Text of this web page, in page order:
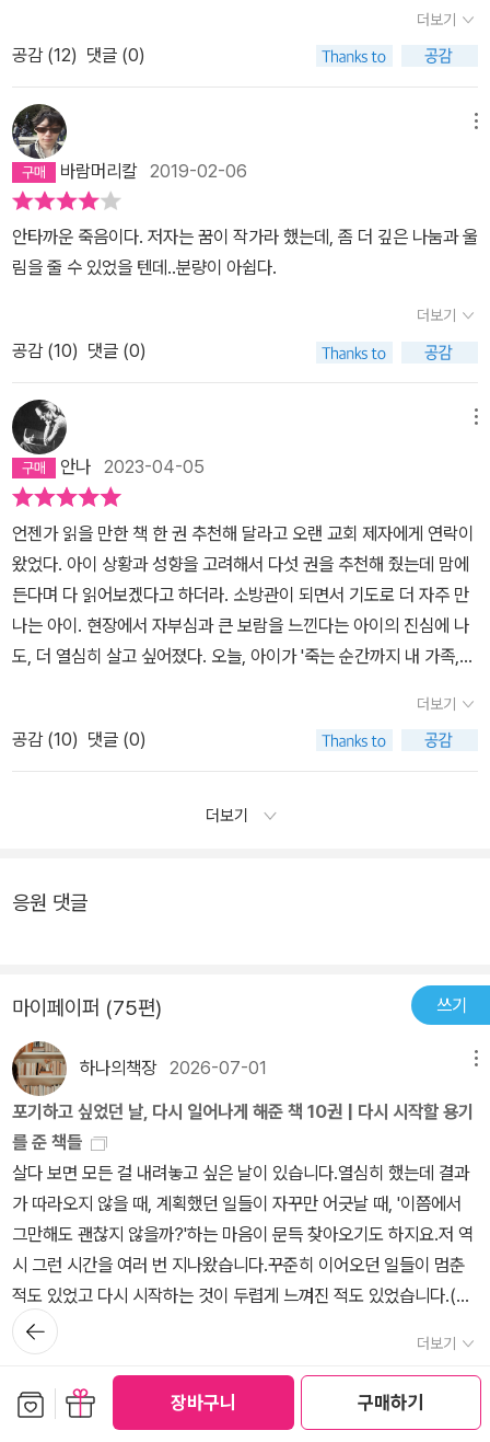
장바구니 구매하기
런 배려가 없었어.그가 아무리 뛰어난 의술을 가지고 있다고 해도 레
지던트 수료를 하기 위해서는 해야 할 일들이 있었던 거야. 그냥 수술
만 하면 되는 것이 아니고, 응급실에서도 일하는 등 다른일들도 많았
어. 폴도 자신이 암을 앓고 있다고 해서 혜택을 받으면 안된다고 생각
했어. 그래서 폴은 다른 레지던트와 마찬가지로 똑같이 일했어. 예전
보다조금 더 피곤함을 느꼈지만, 그것은 자신이 원하는 일이었어. 그
리고레지던트 수료를 위한 모든 자격을 갖추게 되었단다. 그리고 여
러 대학에서 스카우트 제의도 들어왔어. 이제 진짜 의사가 된 것이야.
그리고 더 좋은 소식. 루시는 임신을 했어. 그들에게 아이가 생긴 거
지. 폴에게도 약간은 불안하지만 다시 행복한미래를 준비할 수 있다
생각했어. 그러나, 다시 증세가 안좋아졌단다. 아무래도 너무 무리를
왔다는 생각이 들어. 좀더 건강해진 다음에 복귀를 했으면어떨까 하
는 생각이 들었어. 아무리 열정이 있어도 건강이 우선 아니겠니. 아빠
도 너무 안타깝더구나.…이번에는 알약 치료도 안되고, 화학 요법으로
만 해야 했대. 심한 부작용으로 구토가 심해지고 체중은 급격히 줄었
어. 그런 와중에딸 케이디가 태어났어. 그의 고통스런 항암치료를 견
디게 해주는 희망이었어. ========================
==================네가 어떻게 살아왔는지, 무슨 일을
했는지, 세상에 어떤 의미 있는 일을 했는지 설명해야하는 순간이 온
다면, 바라건대 네가 죽어가는 아빠의 나날을 충만한 기쁨으로 채워
었고, 그로 인해아빠는 이제 더 많은 것을 바라지 않고 만족하며 편히
쉴 수 있게 되었단다. 지금 이 순간, 그건 내게 정말로 엄청난 일이란
다. (234)=================================
었단다. 이후 아내루시의 글이 이어졌어. 병세가 악화된 폴이 사투를
람이 되는 순간까지의 이야기.책의 마지막은 폴과 루시 그리고 케이
사진은그들이 얼마나 행복했음을 보여주고 있었단다. 그래도 일찍 찾
아온 죽음은 너무 가슴이 아프구나. 3.이 책을 읽는 내내 그가 왜 암에
걸리게 되었을까 생각해 보았어. 그의삶을 돌이켜 보면 그는 늘 자신
이 하고 싶은 일을 스스로 찾아서 해왔는데 말이야. 아무리 열정이 있
고, 자신이 하고 싶은 일을 해도 건강을 해칠 만큼 무리를 하면 안된다
는 생각이 들었단다. 폴이 처음 암이 발생했을 때 조금만 더 조심하고,
건강이 좀더 좋아질때까지 기다렸으면 어땠을까 하는 아쉬움이 자꾸
만 드는구나.이 책을 읽고 있을 때 인터넷 신문에서 암의 원인 중 가장
많이 차지하는 것이 우연이라는 기사를 보았어. 환경적인 요인, 유전
적인 요인도 있지만, 가장 많이 차지하는 것은 우연히 걸리는 것이라
고 하는구나. 이 책의지은이 폴도 결국 그 우연이라는 아주 작은 확률
에 걸려들었다는 생각이 들었어. 운명이란 것이 진짜 있나싶기도 하
고…남아 있는 루시와 케이디의 행복을 기원하면서 책을 덮었단다.
지는 것과는 전혀 다른 문제였다. 아이의 어깨가 쉽게 나올 수 있게 머
리를 신중하게 당겨야 한다는 사실을 아는 것과 그것을 직접 실행하
경 손상‘, 내 뇌가 소리쳤다.) 임산부가 힘을 줄 때마다 머리가 밖으로
나오고, 쉴 때마다 머리가 다시 들어갔다. 3보 전진, 2보 후퇴의 느낌
이었다. 나는 기다렸다. 인간의 뇌는 생명체의 가장 기본적인 임무인
출산을 위험한 일로 만든다. 하지만 바로 그 뇌 덕분에 산부인과, 심장
진통계, 경막외 마취제, 응급 제왕절개술 같은 것들이 가능해지고 또
필요해졌다. (87p.)'저, 어젯밤에 그 쌍둥이는 어떻게 됐나요?' 내가
오후에 죽었고, 다른 아이는 24시간을 채 버티지 못하고 내가 새로운
아이를 받을 무렵에 죽었다는 것이었다. 그 말을 듣는 순간 내 머릿속
에는 죽음이라는 한계에 다다른 쌍둥이의 상황에 너무도 잘 들어맞는
사뮈엘 베케트의 은유만이 떠올랐다. '우리는 어느 날 태어났고, 어느
날 죽을 거요. 같은 날, 같은 순간에. 여자들은 무덤에 걸터앉아 아기
를 낳고, 빛은 잠깐 반짝이고, 그러고 나면 다시 밤이 오지.' 나는 ‘겸
자‘를 든 ‘무덤 파는 사람‘ 옆에 서 있었던 셈이다. 쌍둥이의 삶은 결국
무엇이었을까? (88p.)'그게 나쁘다고 생각해요? 사산아를 낳아도 임
산부는 진통과 분만 과정을 겪어야 해요. 상상이 돼요? 최소한 그 쌍
둥이들은 빛이라도 봤잖아요.'성냥불이 깜박이다가 꺼지고 말았다.(8
9p.)'제왕절개가 올바른 선택이었을까요?' 내가 물었다.'그럼요. 그
방법밖에 없었으니까.''제왕절개를 하지 않았다면요?''죽었겠죠. 비정
문제인지, 아니면 아주 심각한 뭔가가 벌어지고 있는지 알 수 있어
요.''하지만 어느 정도가 나쁜 상태라고 할 수 있죠? 너무 빨리 태어나
는 것과 너무 오래 기다리는 것 중에 어느 쪽이 더 안 좋은가요?''그건
의사의 판단에 달렸죠.'이 얼마나 중대한 판단인가. 내가 여태껏 살면
내리고, 그 결과를 받아들이는 법을 배울 수 있을까? 앞으로 실제적
했다. 앞으로 내가 지식뿐 아니라 지혜도 함께 얻게 될 거라고 믿는 수
밖에 없었다.(89-90p.)베케트의 포조가 한 말이 옳을지도 모른다.
삶은 너무나 짧은 ‘잠깐‘이기에 충분히 고민할 시간이 없을지도 모른
다. 하지만 내게 맡겨진 역할, 즉 겸자를 든 무덤 파는 사람으로서 죽
음의 시간과 방법에 직접적으로 개입하는 일을 충실히 해내야 한다.
(90p.)
물과 함께 읽었다. 같은 처지랄까. 다른 점이 있다면 폴 칼라니티는 갔
고 나는 살아서 가족도 보고 무언가를 하고 있다는 것이다. 저자는 마
지막까지 의사로서 살다가 가고 있다. 그러면서 나를 멈추게 한 글-
'의사의 임무는 죽음을 늦추거나 환자에게 예전의 삶을 돌려 주는 것
이 아니라, 삶이 무너져 버린 환자와 그 가족을 가슴에 품고 그들이 다
시 일어나 자신들이 처한 실존적 상황을 마주보고 이해할 수 있을 때
까지 돕는 것이다.' 저자는 육적 의사, 나는 영적 의사인 목사. 생각하
며 눈물을 얼마나 훔쳤는지 모른다. 아는 이들에게 이 책을 꼭 권하고
있다.
더보기
공감 (12) 댓글 (0)
바람머리칼2019-02-06
안타까운 죽음이다. 저자는 꿈이 작가라 했는데, 좀 더 깊은 나눔과 울
림을 줄 수 있었을 텐데..분량이 아쉽다.
더보기
공감 (10) 댓글 (0)
안나 2023-04-05
언젠가 읽을 만한 책 한 권 추천해 달라고 오랜 교회 제자에게 연락이
왔었다. 아이 상황과 성향을 고려해서 다섯 권을 추천해 줬는데 맘에
든다며 다 읽어보겠다고 하더라. 소방관이 되면서 기도로 더 자주 만
나는 아이. 현장에서 자부심과 큰 보람을 느낀다는 아이의 진심에 나
도, 더 열심히 살고 싶어졌다. ​오늘, 아이가 '죽는 순간까지 내 가족,
독후감을 보내왔다. 첫 번째로 추천한 책이 폴 칼라니티의 <숨결이
바람 될 때>였다. 눈이 빠져라 서류를 보고 있던 중에 독후감을 읽으
니 눈의 피로가 사라지는 기분이었다. 뭉클하고, 고맙고 많이 보고 싶
었다.​폴 칼라니티의 <숨결이 바람 될 때>를 읽고 추천해주신 선생님
는 학생이었다. 지역사회에서 존경받는 의사 아버지를 보면서도 본인
적인간'을 이해할 수 있는 길은 의사가 되는 것이라는 생각을 하고 의
과 대학원에 들어가게 된다. 의사의 길을 걷던 폴은 레지던트 최고참
시기에 본인의 몸에 문제가 있음을 인지하고 검사한 결과 본인이 폐
암에 걸렸다는 사실을 알게 된다. 치료를 시작하고 몸이 조금씩 회복
되면서 다시 의사로 복귀하게 되고 그 사이 사랑하는 아내 루시 사이
에서 딸 케이디도 태어난다. 틈틈히 [숨결이 바람될 때] 책을 써가며
치료도 병행한다.그러나 폴의 병세가 악화되고 더이상 일을 할 수 없
게 되며 병 치료에 전념하게 된다. 가능한 치료 방법들을 다 동원하여
치료했지만 더이상 손쓰기 어려워지게 되고 폴은 공격적인 치료방법
으로 삶을 힘들게 이어가는 방법을 거부하고 편하게 마지막을 맞이하
기를 원하여 아내 루시와의 대화를 통해 더이상의 치료를 중단하고
가족들과 함께 마지막을 기다리며 약한 호흡을 이어가다 얼마 뒤 숨
을 거두게 된다. 폴은 본인이 폐암이라는 진단을 받은 날 소리내어 울
고 힘들어하지만 곧 다가오는 죽음을 피하기 보다는 정면으로 바라보
며 몸이 허락하는 한 사람을 치료하는 의사 일을 이어간다. 자신의 꿈,
더보기
공감 (10) 댓글 (0)
더보기
응원 댓글
마이페이퍼 (75편) 쓰기
하나의책장2026-07-01
포기하고 싶었던 날, 다시 일어나게 해준 책 10권 | 다시 시작할 용기
를 준 책들
살다 보면 모든 걸 내려놓고 싶은 날이 있습니다.열심히 했는데 결과
가 따라오지 않을 때, 계획했던 일들이 자꾸만 어긋날 때, '이쯤에서
그만해도 괜찮지 않을까?'하는 마음이 문득 찾아오기도 하지요.저 역
시 그런 시간을 여러 번 지나왔습니다.꾸준히 이어오던 일들이 멈춘
적도 있었고 다시 시작하는 것이 두렵게 느껴진 적도 있었습니다.(오
랫동안 봐주신 분들은 아시겠지만)그럴 때마다 제게 힘이 되어준 것
은 거창한 조언이 아닌 책 속의 한 문장이었습니다.오늘은 그런 마음
으로 포기하고 싶었던 날, 다시 일어나게 해준 책 10권을 소개해보려
고 합니다.'무조건 힘내라'고 말하는 책이 아니라 천천히 다시 걸어갈
더보기
댓글 (0)
뒤로가
기